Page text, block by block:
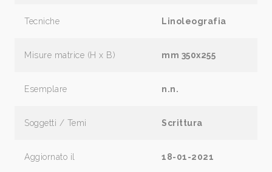
Tecniche Linoleografia
Misure matrice (H x B) mm 350x255
Esemplare n.n.
Soggetti / Temi Scrittura
Aggiornato il 18-01-2021